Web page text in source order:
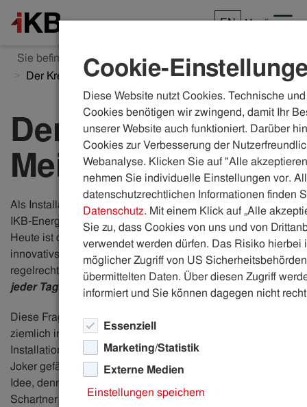
EN Menü
Sie befinden sich hier: ikb.at Karriere
Einblicke
Der Kreislauf-Meister
Der Kreislauf-
Meister
Als Installateur begannStephan Schartner
2017 beim
IKB-Energieservice zu arbeiten und startete rasch durch.
Heute ist der 39-Jährige unter anderem für eines der
innovativsten Bio-Holzkraftwerke zuständig, brennt
regelrecht für nachhaltige Kreisläufe und sagt:
„Für mich ist
jeder Tag ein Lernprozess– ein richtig spannender.“
Diese Frage würde die Kandidat:innen der Millionenshow
ziemlich ins Schwitzen bringen: Was hat das
Installationshandwerk mit Pflanzenkohle zu tun? Na? Ein
Joker gefällig? Oder doch lieber direkt zur Antwort? Gute
Idee, denn die Antwort ist echt sympathisch. Stephan
Schartner heißt sie. Stephan istInstallateur und
Cookie-
Diese Website nutzt Cookies. Technische
Cookies benötigen wir zwingend, damit Ihr
unserer Website auch funktioniert. Darüber
Cookies zur Verbesserung der
Webanalyse. Klicken Sie auf "Alle
nehmen Sie individuelle Einstellungen vor.
datenschutzrechtlichen Informationen finden
Datenschutz. Mit einem Klick auf „Alle
Sie zu, dass Cookies von uns und von
verwendet werden dürfen. Das Risiko hierbei
möglicher Zugriff von US
übermittelten Daten. Über diesen Zugriff
informiert und Sie können dagegen nicht
Essenziell
Marketing/Statistik
Externe Medien
Einstellungen speichern